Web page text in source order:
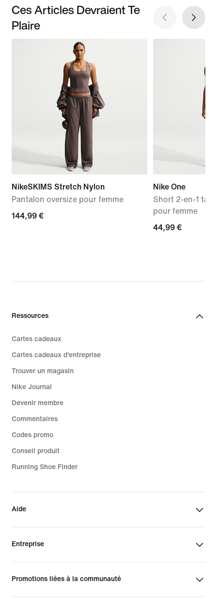
Ces Articles Devraient Te
Plaire
NikeSKIMS Stretch Nylon
Pantalon oversize pour femme
144,99 €
144,99 €
Nike One
Short 2-en-1
pour femme
44,99 €
44,99 €
Ressources
Cartes cadeaux
Cartes cadeaux d'entreprise
Trouver un magasin
Nike Journal
Devenir membre
Commentaires
Codes promo
Conseil produit
Running Shoe Finder
Aide
Entreprise
Promotions liées à la communauté